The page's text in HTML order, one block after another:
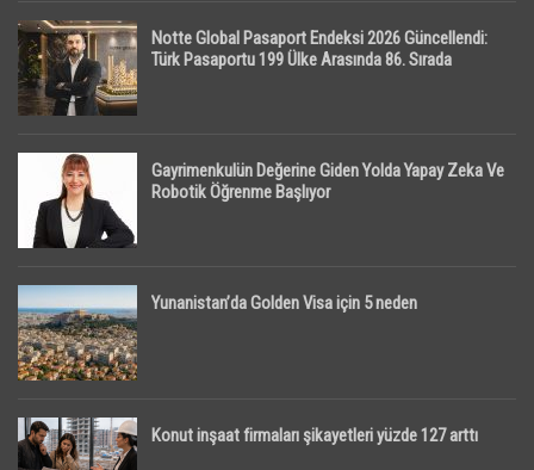
Notte Global Pasaport Endeksi 2026 Güncellendi:
Türk Pasaportu 199 Ülke Arasında 86. Sırada
Gayrimenkulün Değerine Giden Yolda Yapay Zeka Ve
Robotik Öğrenme Başlıyor
Yunanistan’da Golden Visa için 5 neden
Konut inşaat firmaları şikayetleri yüzde 127 arttı